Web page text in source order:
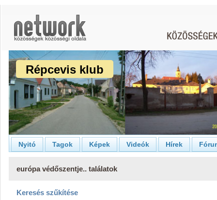
Répcevis klub
Nyitó Tagok Képek Videók Hírek
európa védőszentje.. találatok
Keresés szűkítése